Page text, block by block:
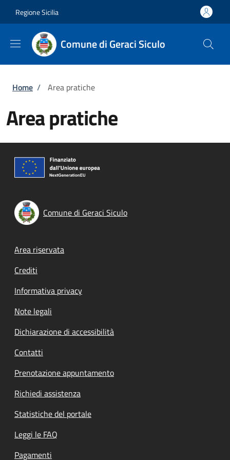
Regione Sicilia
Comune di Geraci Siculo
Briciole di pane
Home / Area pratiche
Area pratiche
Comune di Geraci Siculo
Footer menu
Area riservata
Crediti
Informativa privacy
Note legali
Dichiarazione di accessibilità
Contatti
Prenotazione appuntamento
Richiedi assistenza
Statistiche del portale
Leggi le FAQ
Pagamenti